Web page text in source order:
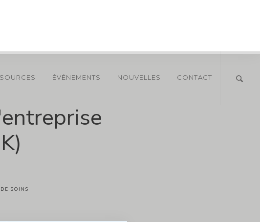
ÉVÉNEMENTS NOUVELLES CONTACT
SOINS